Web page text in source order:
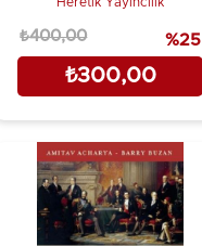
Toplumsal Tarihi
(1960-1980)
₺300,00
₺400,00 %25